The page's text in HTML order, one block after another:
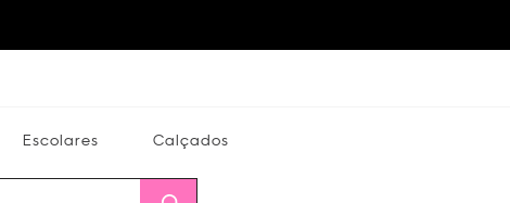
Escolares Calçados